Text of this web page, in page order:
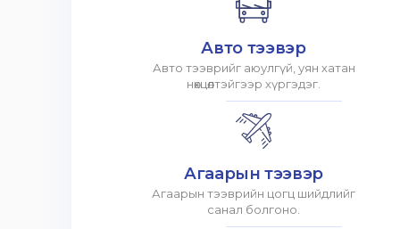
Авто тээвэр
Авто тээврийг аюулгүй, уян хатан
нөхцөлтэйгээр хүргэдэг.
Агаарын тээвэр
Агаарын тээврийн цогц шийдлийг
санал болгоно.